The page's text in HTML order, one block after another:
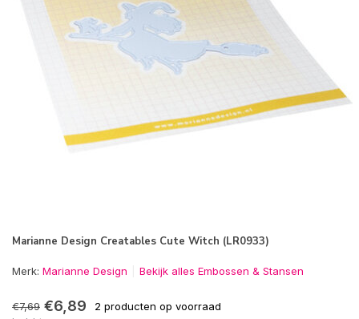
Marianne Design Creatables Cute Witch (LR0933)
Merk: Marianne Design Bekijk alles Embossen & Stansen
€7,69 €6,89 2 producten op voorraad